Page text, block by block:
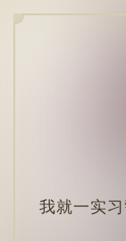
我就一实